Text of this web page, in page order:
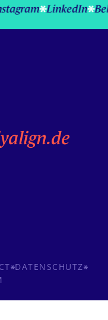
LinkedIn
DATENSCHUTZ